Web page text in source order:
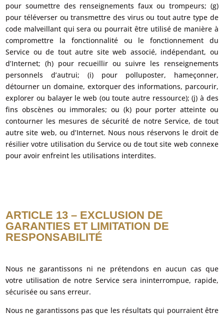
pour soumettre des renseignements faux ou trompeurs; (g)
pour téléverser ou transmettre des virus ou tout autre type de
code malveillant qui sera ou pourrait être utilisé de manière à
compromettre la fonctionnalité ou le fonctionnement du
Service ou de tout autre site web associé, indépendant, ou
d’Internet; (h) pour recueillir ou suivre les renseignements
personnels d’autrui; (i) pour polluposter, hameçonner,
détourner un domaine, extorquer des informations, parcourir,
explorer ou balayer le web (ou toute autre ressource); (j) à des
fins obscènes ou immorales; ou (k) pour porter atteinte ou
contourner les mesures de sécurité de notre Service, de tout
autre site web, ou d’Internet. Nous nous réservons le droit de
résilier votre utilisation du Service ou de tout site web connexe
pour avoir enfreint les utilisations interdites.
ARTICLE 13 – EXCLUSION DE
GARANTIES ET LIMITATION DE
RESPONSABILITÉ
Nous ne garantissons ni ne prétendons en aucun cas que
votre utilisation de notre Service sera ininterrompue, rapide,
sécurisée ou sans erreur.
Nous ne garantissons pas que les résultats qui pourraient être